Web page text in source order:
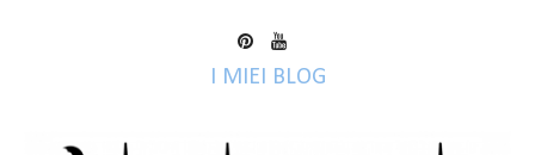
I MIEI BLOG